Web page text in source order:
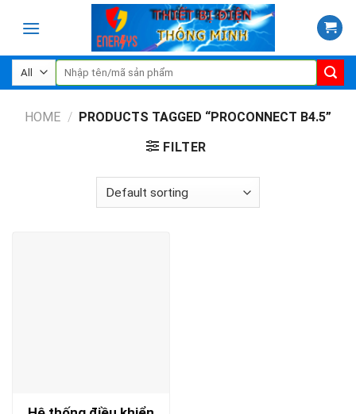
Search
for:
HOME / PRODUCTS TAGGED “PROCONNECT B4.5”
FILTER